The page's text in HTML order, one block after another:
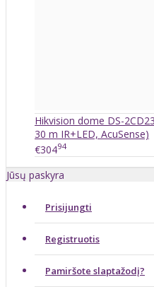
Hikvision dome DS-
30 m IR+LED, AcuSense)
€30494
Jūsų paskyra
Prisijungti
Registruotis
Pamiršote slaptažodį?